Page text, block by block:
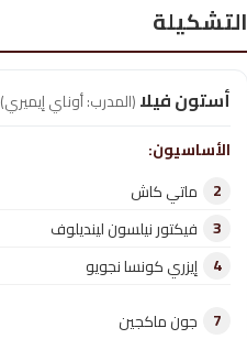
التشكيلة
أستون فيلا (المدرب: أوناي إيميري)
الأساسيون:
2
ماتي كاش
3 فيكتور نيلسون لينديلوف
4 إيزري كونسا نجويو
7
جون ماكجين